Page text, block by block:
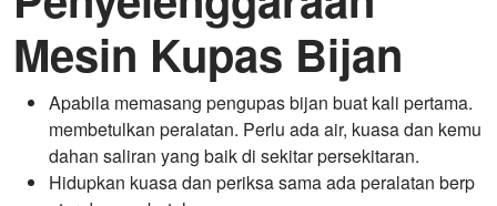
Mesin Kupas Bijan
Apabila memasang pengupas bijan buat kali pertama.
membetulkan peralatan. Perlu ada air, kuasa dan kemu
dahan saliran yang baik di sekitar persekitaran.
Hidupkan kuasa dan periksa sama ada peralatan berp